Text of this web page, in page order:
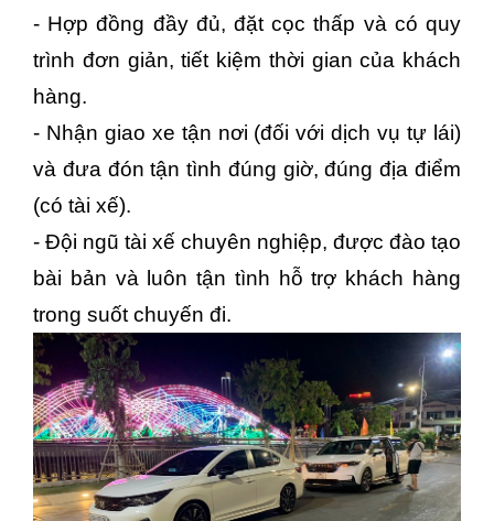
- Hợp đồng đầy đủ, đặt cọc thấp và có quy
trình đơn giản, tiết kiệm thời gian của khách
hàng.
- Nhận giao xe tận nơi (đối với dịch vụ tự lái)
và đưa đón tận tình đúng giờ, đúng địa điểm
(có tài xế).
- Đội ngũ tài xế chuyên nghiệp, được đào tạo
bài bản và luôn tận tình hỗ trợ khách hàng
trong suốt chuyến đi.